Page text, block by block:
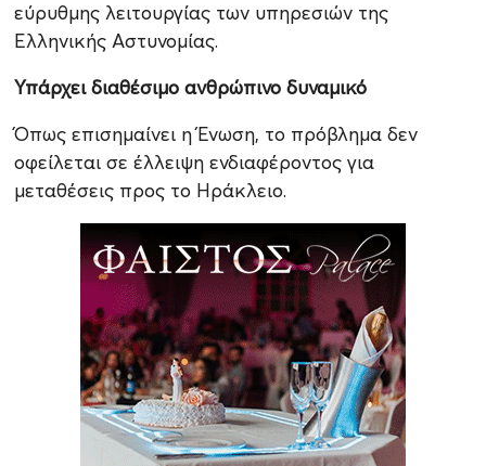
εύρυθμης λειτουργίας των υπηρεσιών της
Ελληνικής Αστυνομίας.
Υπάρχει διαθέσιμο ανθρώπινο δυναμικό
Όπως επισημαίνει η Ένωση, το πρόβλημα δεν
οφείλεται σε έλλειψη ενδιαφέροντος για
μεταθέσεις προς το Ηράκλειο.